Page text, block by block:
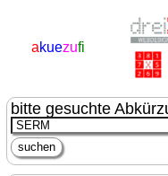
akuezufi
bitte gesuchte